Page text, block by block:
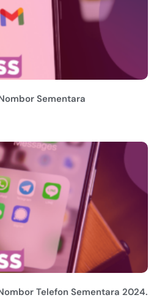
Sementara
Telefon Sementara 2024.